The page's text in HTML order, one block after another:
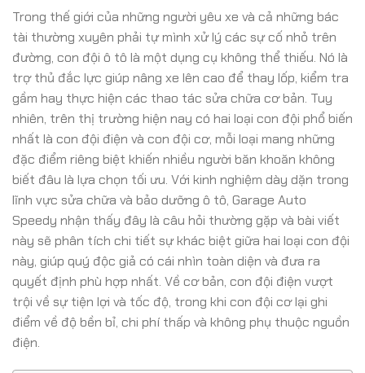
Trong thế giới của những người yêu xe và cả những bác
tài thường xuyên phải tự mình xử lý các sự cố nhỏ trên
đường, con đội ô tô là một dụng cụ không thể thiếu. Nó là
trợ thủ đắc lực giúp nâng xe lên cao để thay lốp, kiểm tra
gầm hay thực hiện các thao tác sửa chữa cơ bản. Tuy
nhiên, trên thị trường hiện nay có hai loại con đội phổ biến
nhất là con đội điện và con đội cơ, mỗi loại mang những
đặc điểm riêng biệt khiến nhiều người băn khoăn không
biết đâu là lựa chọn tối ưu. Với kinh nghiệm dày dặn trong
lĩnh vực sửa chữa và bảo dưỡng ô tô, Garage Auto
Speedy nhận thấy đây là câu hỏi thường gặp và bài viết
này sẽ phân tích chi tiết sự khác biệt giữa hai loại con đội
này, giúp quý độc giả có cái nhìn toàn diện và đưa ra
quyết định phù hợp nhất. Về cơ bản, con đội điện vượt
trội về sự tiện lợi và tốc độ, trong khi con đội cơ lại ghi
điểm về độ bền bỉ, chi phí thấp và không phụ thuộc nguồn
điện.